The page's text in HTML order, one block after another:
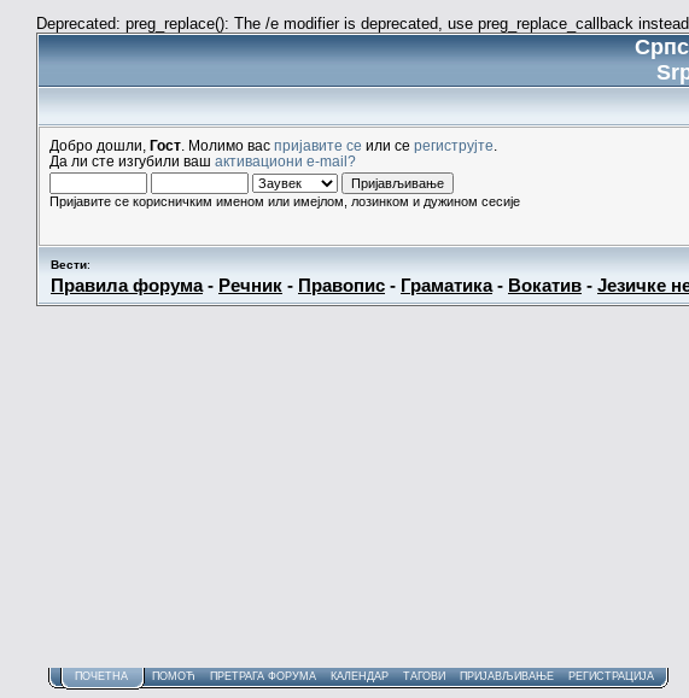
Deprecated: preg_replace(): The /e modifier is deprecated, use preg_replace_callback
Добро дошли, Гост . Молимо вас пријавите се или се региструјте
Да ли сте изгубили ваш активациони e-mail?
Пријавите се корисничким именом или имејлом, лозинком и дужином сесије
Вести:
Правила форума- Речник - Правопис - Граматика- Вокатив - Језичке
ПОЧЕТНА ПОМОЋ ПРЕТРАГА ФОРУМА КАЛЕНДАР ТАГОВИ ПРИЈАВЉИВАЊЕ РЕГИСТРАЦИЈА